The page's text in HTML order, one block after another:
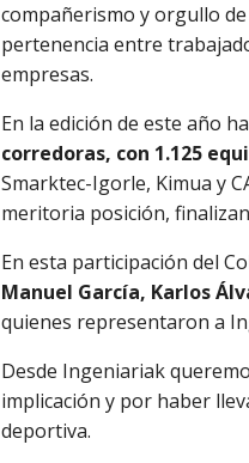
compañerismo y orgullo de
pertenencia entre
empresas.
En la edición de este año
corredoras, con 1.125
Smarktec-Igorle, Kimua y
meritoria posición,
En esta participación del
Manuel García, Karlos
quienes representaron a
Desde Ingeniariak
implicación y por haber
deportiva.